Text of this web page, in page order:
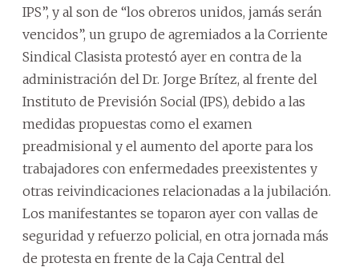
IPS”, y al son de “los obreros unidos, jamás serán
vencidos”, un grupo de agremiados a la Corriente
Sindical Clasista protestó ayer en contra de la
administración del Dr. Jorge Brítez, al frente del
Instituto de Previsión Social (IPS), debido a las
medidas propuestas como el examen
preadmisional y el aumento del aporte para los
trabajadores con enfermedades preexistentes y
otras reivindicaciones relacionadas a la jubilación.
Los manifestantes se toparon ayer con vallas de
seguridad y refuerzo policial, en otra jornada más
de protesta en frente de la Caja Central del